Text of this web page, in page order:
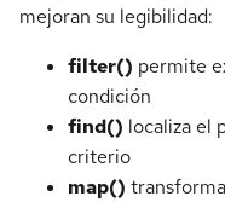
mejoran su legibilidad:
filter() permite
condición
find() localiza el
criterio
map()